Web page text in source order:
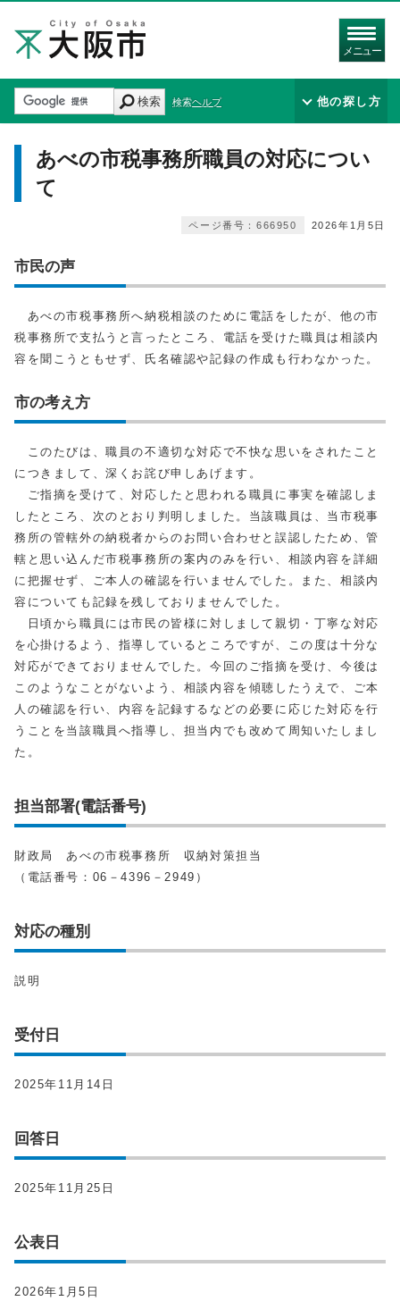
メニュー
検索 検索ヘルプ 他の探し方
あべの市税事務所職員の対応につい
て
2026年1月5日
ページ番号：666950
市民の声
あべの市税事務所へ納税相談のために電話をしたが、他の市
税事務所で支払うと言ったところ、電話を受けた職員は相談内
容を聞こうともせず、氏名確認や記録の作成も行わなかった。
市の考え方
このたびは、職員の不適切な対応で不快な思いをされたこと
につきまして、深くお詫び申しあげます。
ご指摘を受けて、対応したと思われる職員に事実を確認しま
したところ、次のとおり判明しました。当該職員は、当市税事
務所の管轄外の納税者からのお問い合わせと誤認したため、管
轄と思い込んだ市税事務所の案内のみを行い、相談内容を詳細
に把握せず、ご本人の確認を行いませんでした。また、相談内
容についても記録を残しておりませんでした。
日頃から職員には市民の皆様に対しまして親切・丁寧な対応
を心掛けるよう、指導しているところですが、この度は十分な
対応ができておりませんでした。今回のご指摘を受け、今後は
このようなことがないよう、相談内容を傾聴したうえで、ご本
人の確認を行い、内容を記録するなどの必要に応じた対応を行
うことを当該職員へ指導し、担当内でも改めて周知いたしまし
た。
担当部署(電話番号)
財政局 あべの市税事務所 収納対策担当
（電話番号：06－4396－2949）
対応の種別
説明
受付日
2025年11月14日
回答日
2025年11月25日
公表日
2026年1月5日